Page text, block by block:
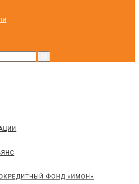
ФОНД «ИМОН»